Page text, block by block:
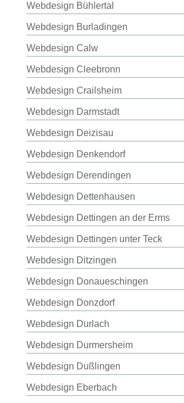
Webdesign Bühlertal
Webdesign Burladingen
Webdesign Calw
Webdesign Cleebronn
Webdesign Crailsheim
Webdesign Darmstadt
Webdesign Deizisau
Webdesign Denkendorf
Webdesign Derendingen
Webdesign Dettenhausen
Webdesign Dettingen an der Erms
Webdesign Dettingen unter Teck
Webdesign Ditzingen
Webdesign Donaueschingen
Webdesign Donzdorf
Webdesign Durlach
Webdesign Durmersheim
Webdesign Dußlingen
Webdesign Eberbach